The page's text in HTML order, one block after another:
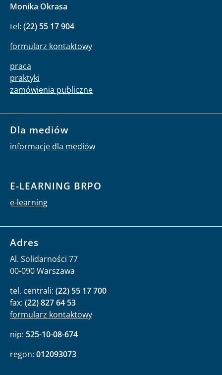
Monika Okrasa
tel: (22) 55 17 904
formularz kontaktowy
praca
praktyki
zamówienia publiczne
Dla mediów
informacje dla mediów
E-LEARNING BRPO
e-learning
Adres
Al. Solidarności 77
00-090 Warszawa
tel. centrali: (22) 55 17 700
fax: (22) 827 64 53
formularz kontaktowy
nip: 525-10-08-674
regon: 012093073